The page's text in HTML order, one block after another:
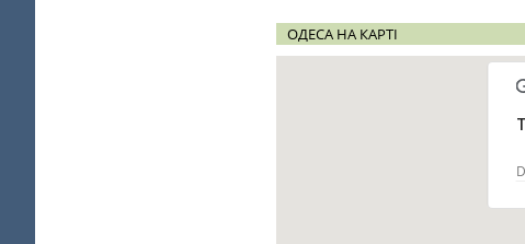
ОДЕСА НА КАРТІ